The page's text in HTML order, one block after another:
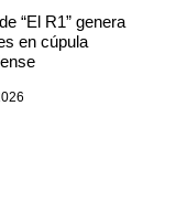
“El R1” genera
en cúpula